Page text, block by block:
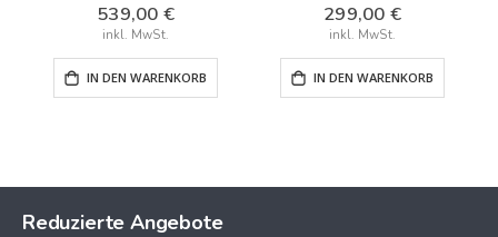
539,00 €
IN DEN WARENKORB
299,00 €
IN DEN WARENKORB
Reduzierte Angebote